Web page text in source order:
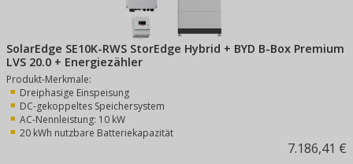
SolarEdge SE10K-RWS StorEdge Hybrid + BYD B-Box Premium
LVS 20.0 + Energiezähler
Produkt-Merkmale:
Dreiphasige Einspeisung
DC-gekoppeltes Speichersystem
AC-Nennleistung: 10 kW
20 kWh nutzbare Batteriekapazität
7.186,41 €